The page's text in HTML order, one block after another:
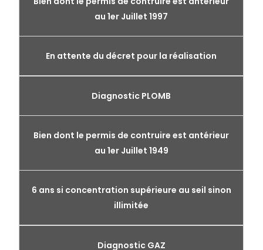
au 1er Juillet 1997
En attente du décret pour la réalisation
Diagnostic PLOMB
Bien dont le permis de contruire est antérieur
au 1er Juillet 1949
6 ans si concentration supérieure au seil sinon
illimitée
Diagnostic GAZ